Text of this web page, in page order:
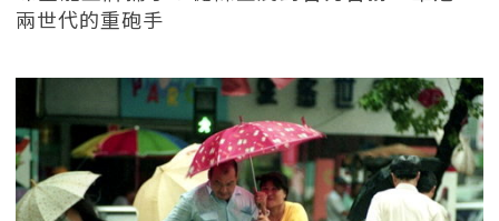
兩世代的重砲手